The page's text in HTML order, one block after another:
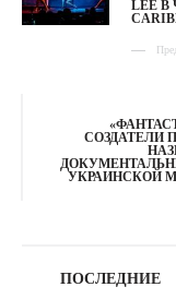
LEE
СОЗДАТЕЛИ
УКРАИНСКОЙ
ПОСЛЕДНИЕ